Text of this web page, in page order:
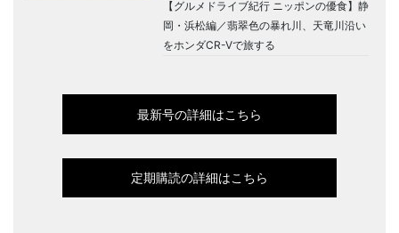
【グルメドライブ紀行 ニッポンの優食】静
岡・浜松編／翡翠色の暴れ川、天竜川沿い
をホンダCR-Vで旅する
最新号の詳細はこちら
定期購読の詳細はこちら